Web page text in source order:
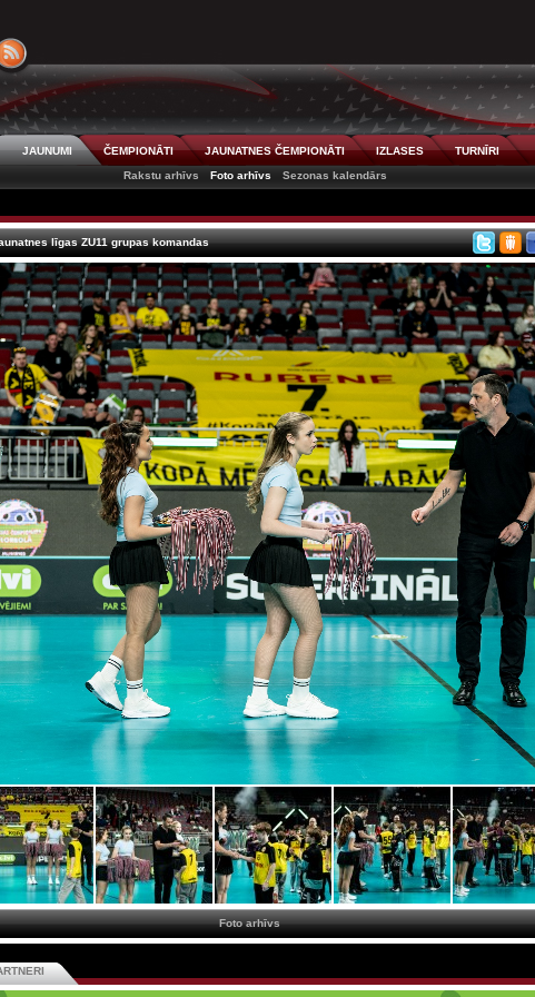
JAUNUMI ČEMPIONĀTI JAUNATNES ČEMPIONĀTI IZLASES TURNĪRI
Rakstu arhīvs
Foto arhīvs Sezonas kalendārs
līgas ZU11 grupas komandas
Foto arhīvs